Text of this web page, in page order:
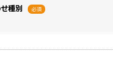
種別 必須